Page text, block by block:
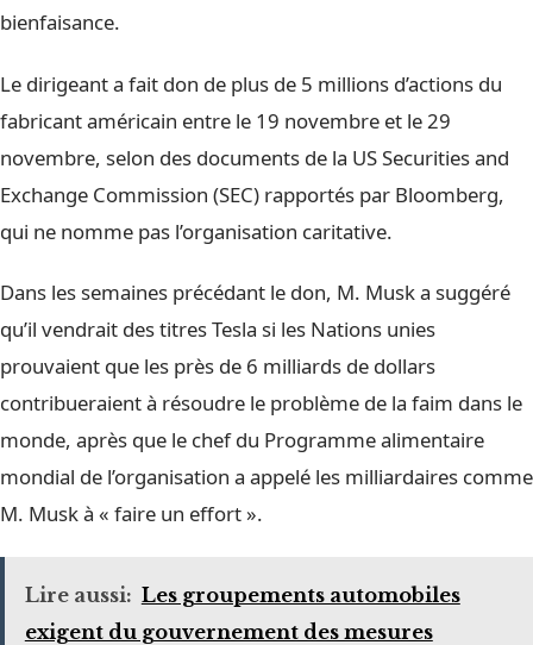
bienfaisance.
Le dirigeant a fait don de plus de 5 millions d’actions du
fabricant américain entre le 19 novembre et le 29
novembre, selon des documents de la US Securities and
Exchange Commission (SEC) rapportés par Bloomberg,
qui ne nomme pas l’organisation caritative.
Dans les semaines précédant le don, M. Musk a suggéré
qu’il vendrait des titres Tesla si les Nations unies
prouvaient que les près de 6 milliards de dollars
contribueraient à résoudre le problème de la faim dans le
monde, après que le chef du Programme alimentaire
mondial de l’organisation a appelé les milliardaires comme
M. Musk à « faire un effort ».
Lire aussi: Les groupements automobiles
exigent du gouvernement des mesures